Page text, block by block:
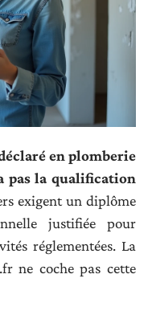
en plomberie
pas la qualification
exigent un diplôme
justifiée pour
réglementées. La
ne coche pas cette